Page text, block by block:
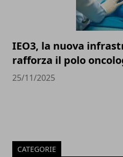
IEO3, la nuova
rafforza il polo
25/11/2025
CATEGORIE